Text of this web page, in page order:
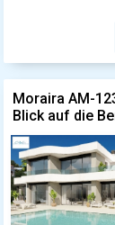
Moraira AM-
Blick auf die